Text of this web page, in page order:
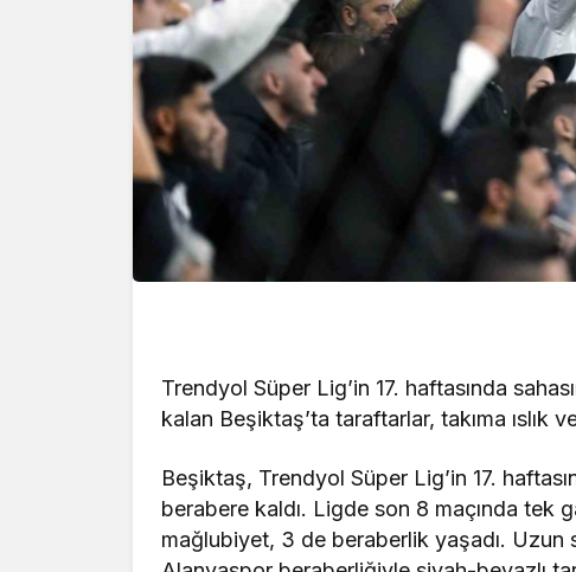
Trendyol Süper Lig’in 17. haftasında
kalan Beşiktaş’ta taraftarlar, takıma ıslık
Beşiktaş, Trendyol Süper Lig’in 17.
berabere kaldı. Ligde son 8 maçında tek
mağlubiyet, 3 de beraberlik yaşadı.